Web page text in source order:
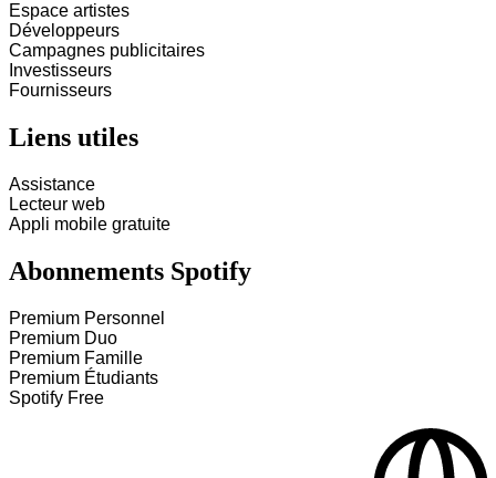
Espace artistes
Développeurs
Campagnes publicitaires
Investisseurs
Fournisseurs
Liens utiles
Assistance
Lecteur web
Appli mobile gratuite
Abonnements Spotify
Premium Personnel
Premium Duo
Premium Famille
Premium Étudiants
Spotify Free